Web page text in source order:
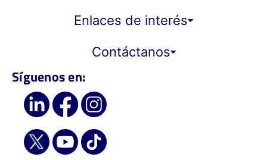
Enlaces de interés
Contáctanos
Síguenos en: